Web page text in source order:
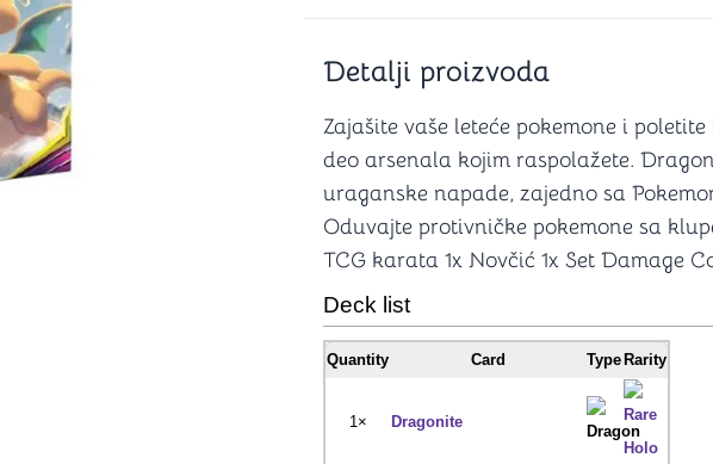
Puzzle 1000 delova
Puzzle 2000 delova
(TCG)
Yu-Gi-Oh
Pokemon
One Piece
Šah
4 u 1 igre
Backgammon (Tavla)
Podloge
Mozgalice
Kocke
Ostale mozgalice
Stripovi
Detalji proizvoda
Zajašite vaše leteće pokemone i
deo arsenala kojim raspolažete.
uraganske napade, zajedno sa
Oduvajte protivničke pokemone sa
TCG karata 1x Novčić 1x Set Damage
Deck list
Quantity Card Type Rarity
1× Dragonite